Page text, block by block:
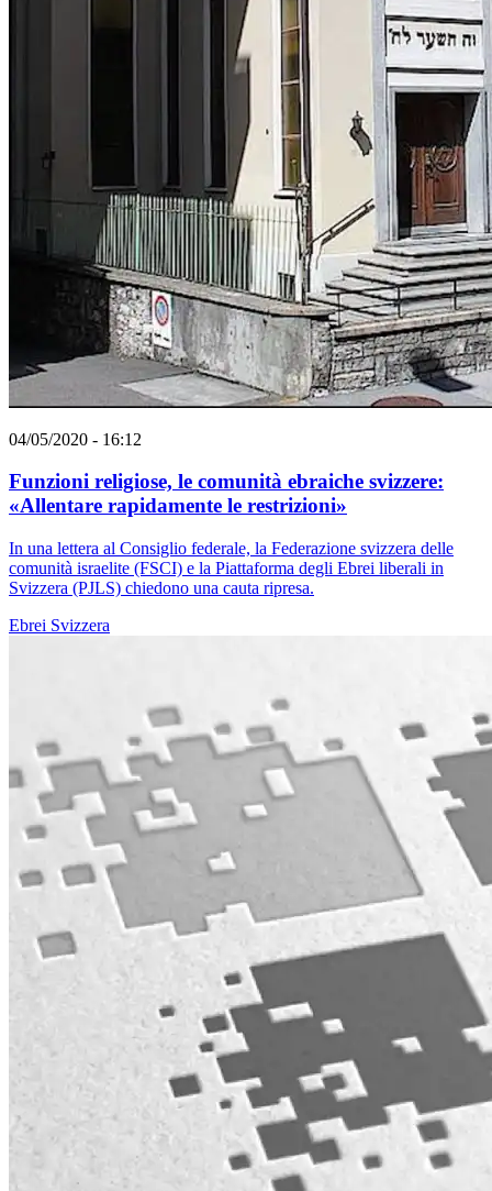
04/05/2020 - 16:12
Funzioni religiose, le comunità ebraiche svizzere:
«Allentare rapidamente le restrizioni»
In una lettera al Consiglio federale, la Federazione svizzera delle
comunità israelite (FSCI) e la Piattaforma degli Ebrei liberali in
Svizzera (PJLS) chiedono una cauta ripresa.
Ebrei Svizzera